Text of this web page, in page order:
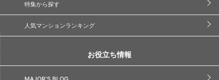
特集から探す
人気マンションランキング
お役立ち情報